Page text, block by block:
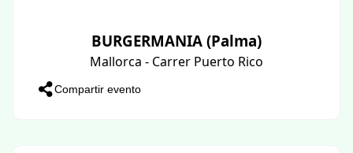
BURGERMANIA (Palma)
Mallorca - Carrer Puerto Rico
Compartir evento